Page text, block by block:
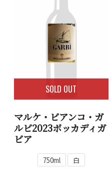
SOLD OUT
マルケ・ビアンコ・ガ
ルビ2023ボッカディガ
ビア
750ml 白